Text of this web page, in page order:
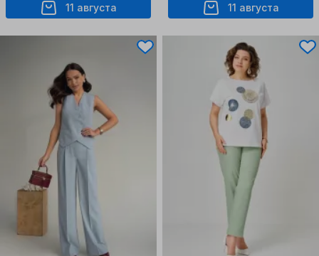
11 августа 11 августа